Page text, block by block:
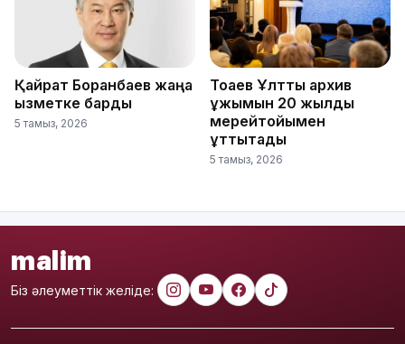
Қайрат Боранбаев жаңа
қызметке барды
5 тамыз, 2026
Тоқаев Ұлттық архив
ұжымын 20 жылдық
мерейтойымен
құттықтады
5 тамыз, 2026
malim
Біз әлеуметтік желіде: